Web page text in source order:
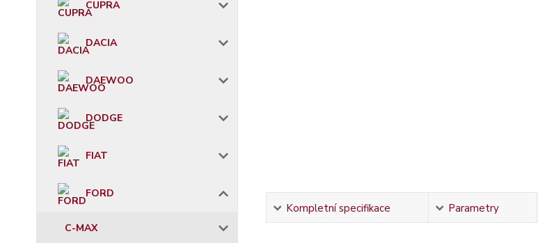
CUPRA
DACIA
DAEWOO
DODGE
FIAT
FORD
C-MAX
Kompletní specifikace Parametry